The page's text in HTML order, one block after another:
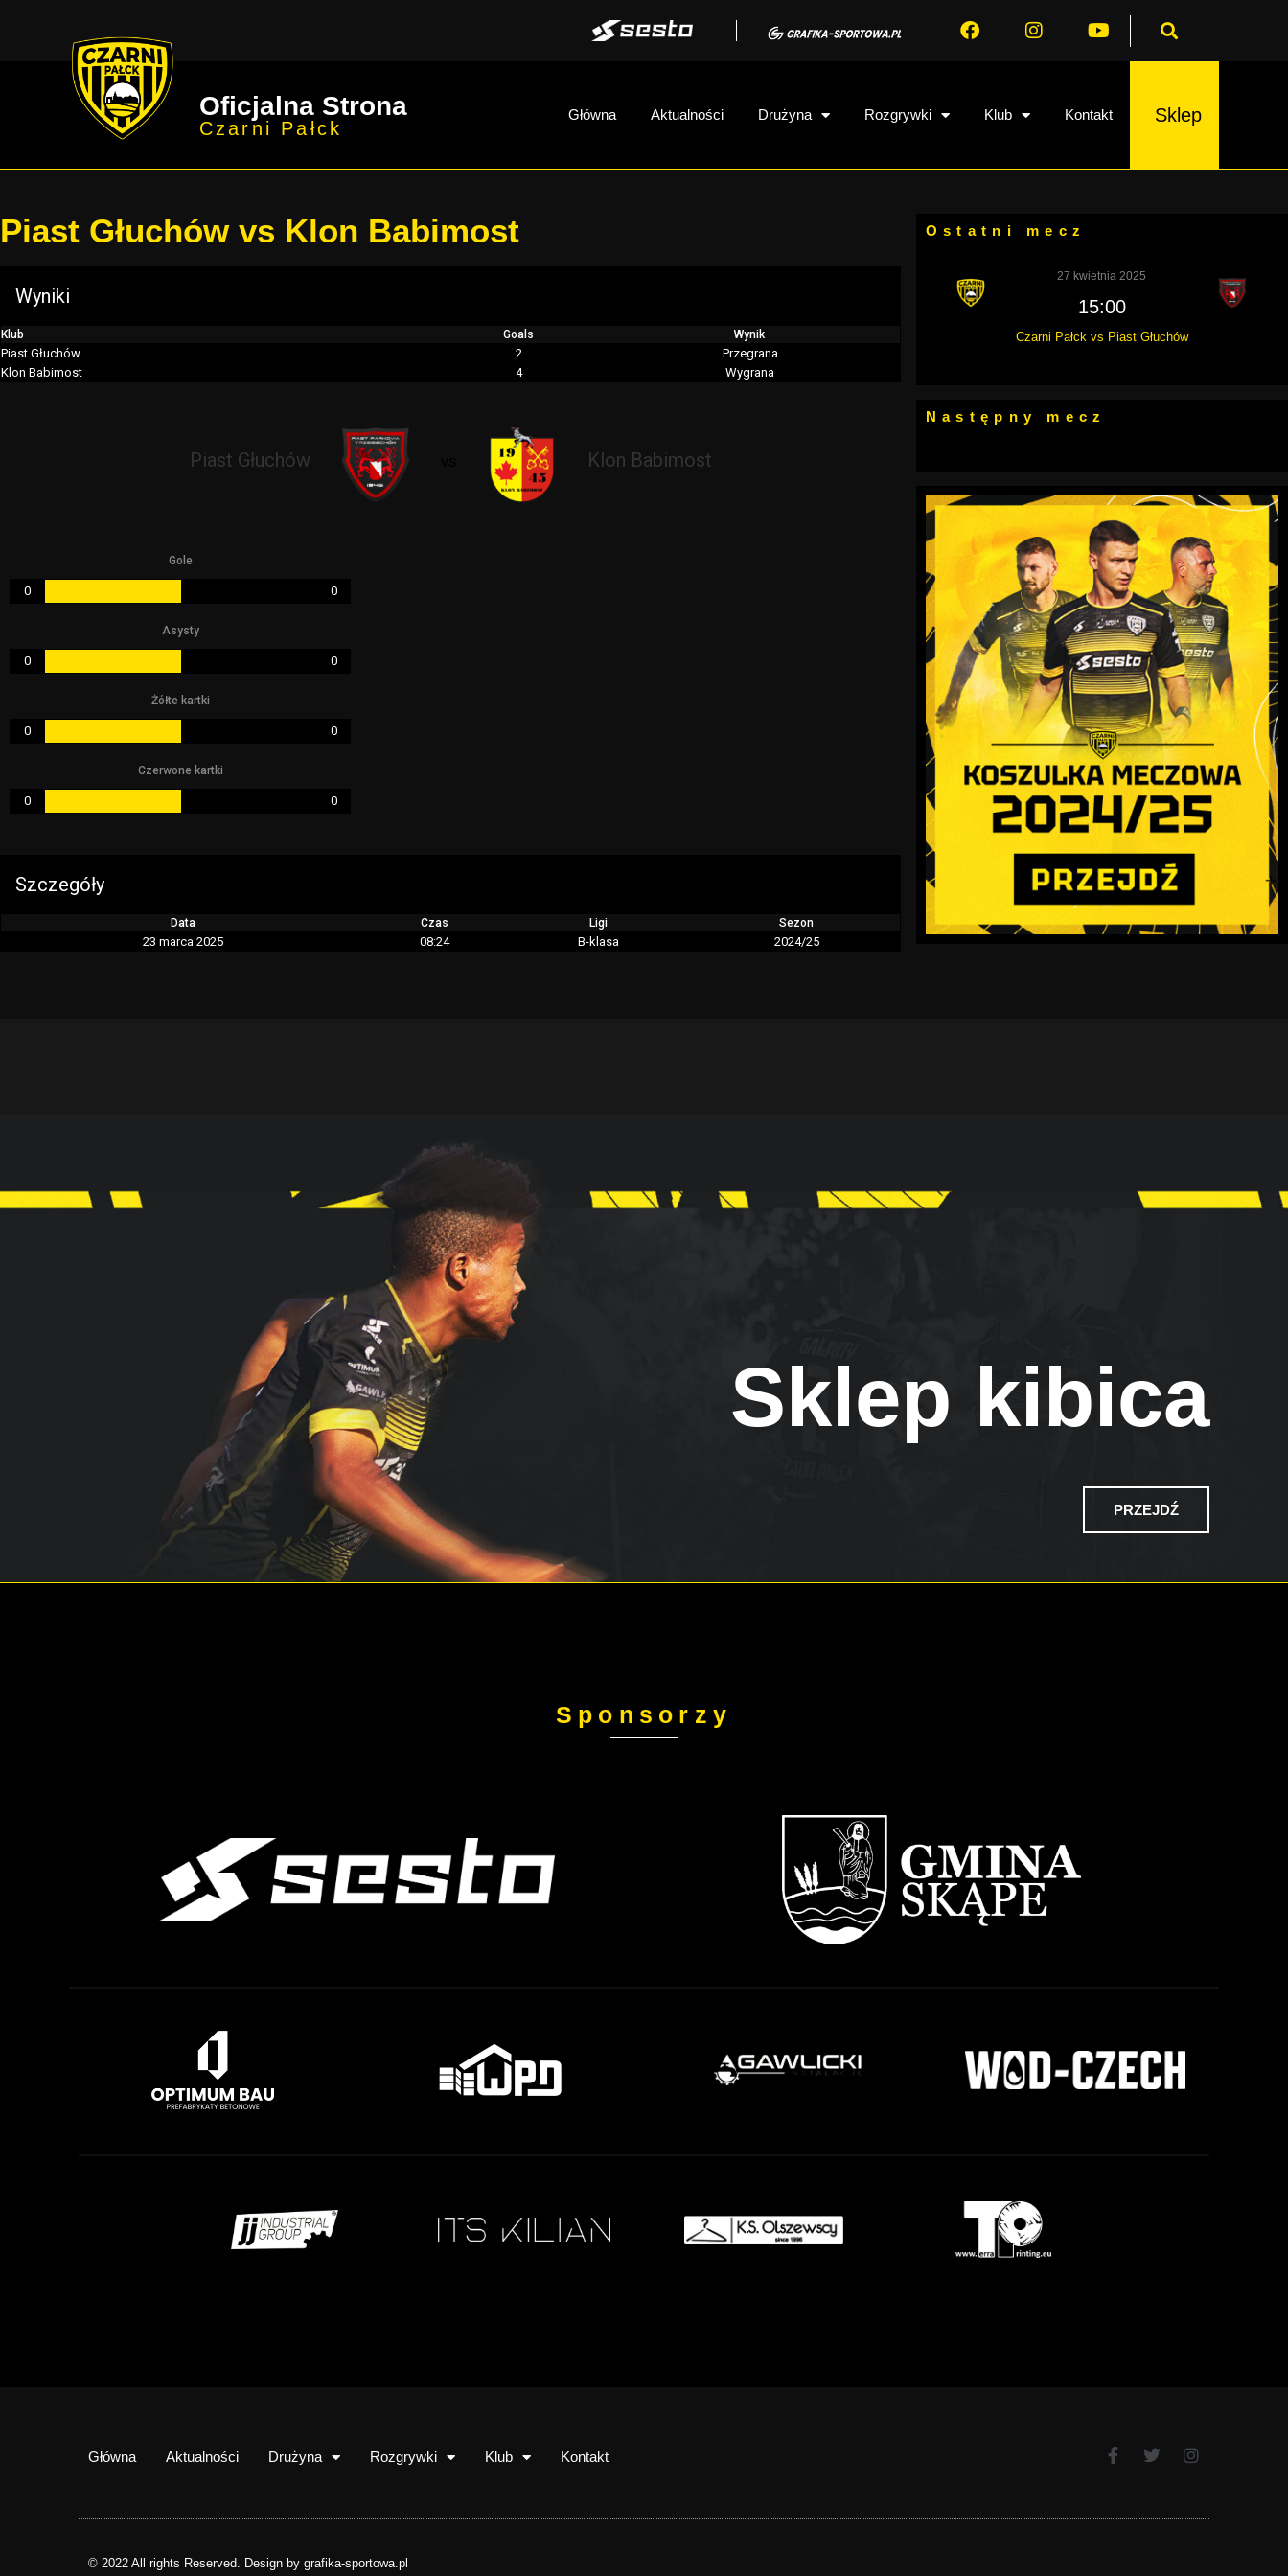
Oficjalna Strona
Czarni Pałck
Główna Aktualności Drużyna Rozgrywki Klub Kontakt Sklep
Piast Głuchów vs Klon Babimost
Wyniki
Klub Goals Wynik
Piast Głuchów 2
Przegrana
Klon Babimost
4 Wygrana
Piast Głuchów Klon Babimost
Gole
0 0
Asysty
0 0
Żółte kartki
0 0
Czerwone kartki
0 0
Szczegóły
Data Czas Ligi Sezon
23 marca 2025 08:24 B-klasa 2024/25
Ostatni mecz
27 kwietnia 2025
15:00
Czarni Pałck vs Piast Głuchów
Następny mecz
Sklep kibica
PRZEJDŹ
Sponsorzy
Główna Aktualności Drużyna Rozgrywki Klub Kontakt
© 2022 All rights Reserved. Design by grafika-sportowa.pl